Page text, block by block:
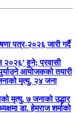
पत्र-२०२६ जारी गर्दै
२०२६’ हुने; प्रवासी
आयोजकको तयारी
मृत्यु, २४ जना
मृत्यु, ७ जनाको उद्धार
डा. हेमराज शर्माको